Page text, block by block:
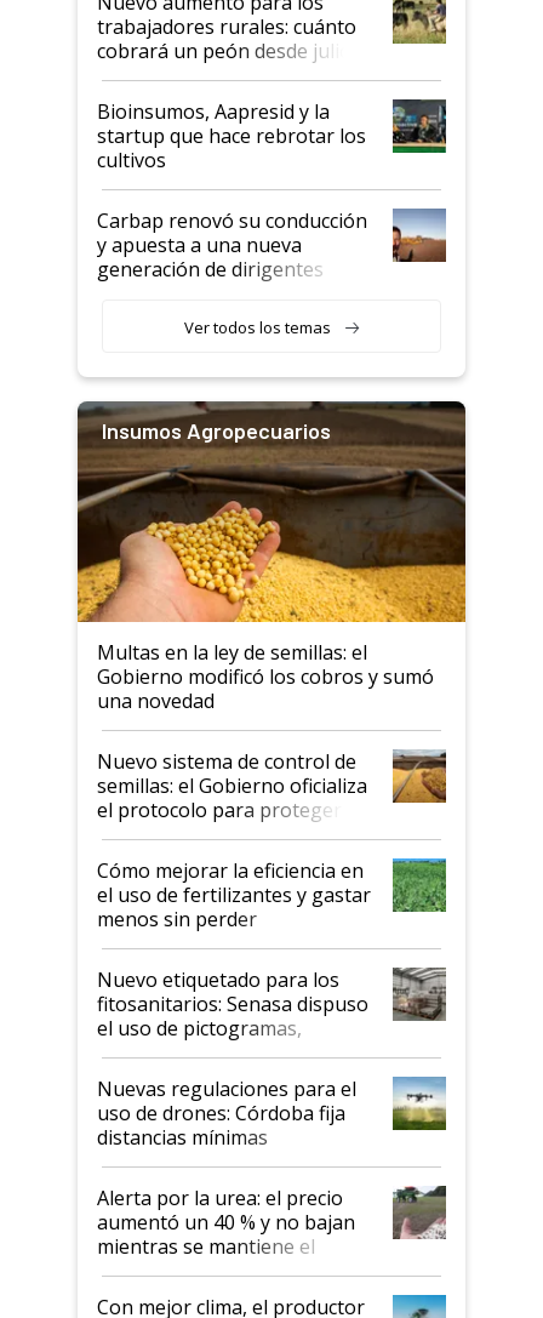
trabajadores rurales: cuánto
cobrará un peón desde julio
Bioinsumos, Aapresid y la
startup que hace rebrotar los
cultivos
Carbap renovó su conducción
y apuesta a una nueva
generación de dirigentes
Ver todos los temas
Insumos Agropecuarios
Multas en la ley de semillas: el
Gobierno modificó los cobros y sumó
una novedad
Nuevo sistema de control de
semillas: el Gobierno oficializa
el protocolo para proteger la
propiedad intelectual
Cómo mejorar la eficiencia en
el uso de fertilizantes y gastar
menos sin perder
productividad en la campaña
fina
Nuevo etiquetado para los
fitosanitarios: Senasa dispuso
el uso de pictogramas,
palabras de advertencia e
indicaciones
Nuevas regulaciones para el
uso de drones: Córdoba fija
distancias mínimas
Alerta por la urea: el precio
aumentó un 40 % y no bajan
mientras se mantiene el
conflicto en Medio Oriente
Con mejor clima, el productor